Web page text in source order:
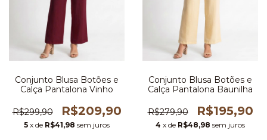
Conjunto Blusa Botões e
Calça Pantalona Vinho
R$299,90 R$209,90
5 x de R$41,98 sem juros
Conjunto Blusa Botões e
Calça Pantalona Baunilha
R$279,90 R$195,90
4 x de R$48,98 sem juros